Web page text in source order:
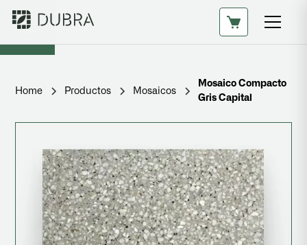
Home Productos Mosaicos
Mosaico Compacto
Gris Capital